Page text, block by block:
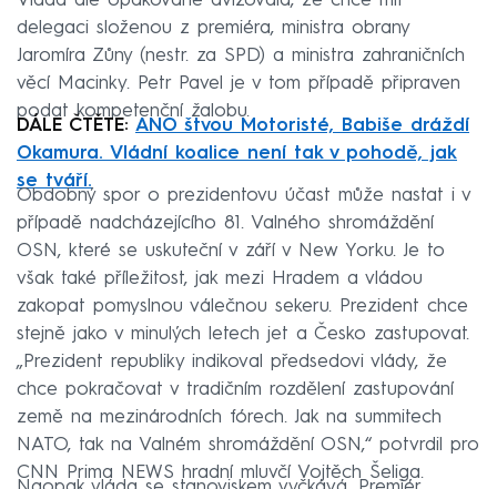
delegaci složenou z premiéra, ministra obrany
Jaromíra Zůny (nestr. za SPD) a ministra zahraničních
věcí Macinky. Petr Pavel je v tom případě připraven
podat kompetenční žalobu.
DÁLE ČTĚTE: ANO štvou Motoristé, Babiše dráždí
Okamura. Vládní koalice není tak v pohodě, jak
se tváří.
Obdobný spor o prezidentovu účast může nastat i v
případě nadcházejícího 81. Valného shromáždění
OSN, které se uskuteční v září v New Yorku. Je to
však také příležitost, jak mezi Hradem a vládou
zakopat pomyslnou válečnou sekeru. Prezident chce
stejně jako v minulých letech jet a Česko zastupovat.
„Prezident republiky indikoval předsedovi vlády, že
chce pokračovat v tradičním rozdělení zastupování
země na mezinárodních fórech. Jak na summitech
NATO, tak na Valném shromáždění OSN,“ potvrdil pro
CNN Prima NEWS hradní mluvčí Vojtěch Šeliga.